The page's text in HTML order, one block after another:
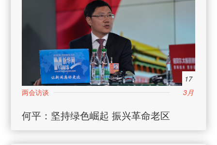
17
3月
何平：坚持绿色崛起 振兴革命老区